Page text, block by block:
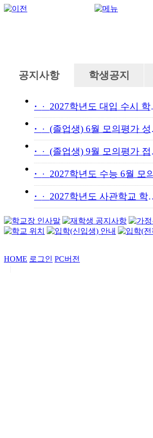
공지사항 학생공지
· 2027학년도 대입 수시 학교...
· (졸업생) 6월 모의평가 성적...
· (졸업생) 9월 모의평가 접수...
· 2027학년도 수능 6월 모
· 2027학년도 사관학교 학교장...
HOME 로그인 PC버전